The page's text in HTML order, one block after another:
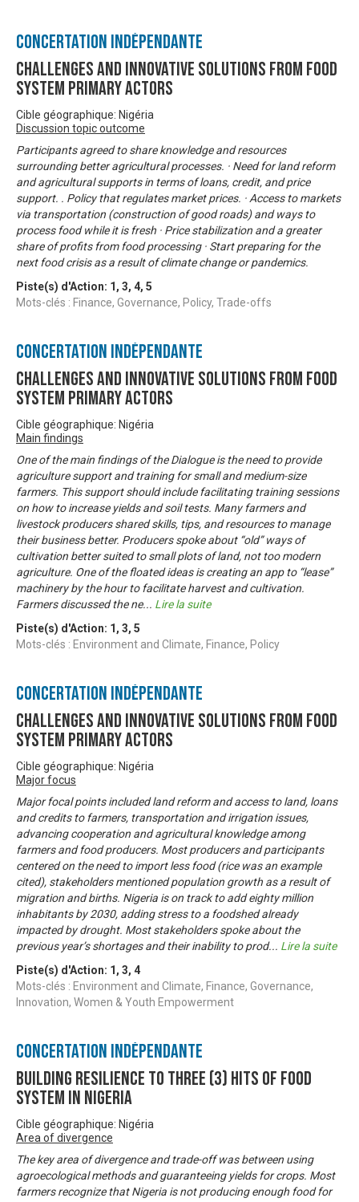
Concertation Indépendante
Challenges and Innovative solutions from food
system primary actors
Cible géographique: Nigéria
Discussion topic outcome
Participants agreed to share knowledge and resources
surrounding better agricultural processes. · Need for land reform
and agricultural supports in terms of loans, credit, and price
support. . Policy that regulates market prices. · Access to markets
via transportation (construction of good roads) and ways to
process food while it is fresh · Price stabilization and a greater
share of profits from food processing · Start preparing for the
next food crisis as a result of climate change or pandemics.
Piste(s) d'Action: 1 , 3, 4, 5
Mots-clés : Finance, Governance, Policy, Trade-offs
Concertation Indépendante
Challenges and Innovative solutions from food
system primary actors
Cible géographique: Nigéria
Main findings
One of the main findings of the Dialogue is the need to provide
agriculture support and training for small and medium-size
farmers. This support should include facilitating training sessions
on how to increase yields and soil tests. Many farmers and
livestock producers shared skills, tips, and resources to manage
their business better. Producers spoke about “old” ways of
cultivation better suited to small plots of land, not too modern
agriculture. One of the floated ideas is creating an app to “lease”
machinery by the hour to facilitate harvest and cultivation.
Farmers discussed the ne... Lire la suite
Piste(s) d'Action: 1 , 3, 5
Mots-clés : Environment and Climate, Finance, Policy
Concertation Indépendante
Challenges and Innovative solutions from food
system primary actors
Cible géographique: Nigéria
Major focus
Major focal points included land reform and access to land, loans
and credits to farmers, transportation and irrigation issues,
advancing cooperation and agricultural knowledge among
farmers and food producers. Most producers and participants
centered on the need to import less food (rice was an example
cited), stakeholders mentioned population growth as a result of
migration and births. Nigeria is on track to add eighty million
inhabitants by 2030, adding stress to a foodshed already
impacted by drought. Most stakeholders spoke about the
previous year’s shortages and their inability to prod... Lire la suite
Piste(s) d'Action: 1 , 3, 4
Mots-clés : Environment and Climate, Finance, Governance,
Innovation, Women & Youth Empowerment
Concertation Indépendante
Building resilience to three (3) hits of food
system in Nigeria
Cible géographique: Nigéria
Area of divergence
The key area of divergence and trade-off was between using
agroecological methods and guaranteeing yields for crops. Most
farmers recognize that Nigeria is not producing enough food for